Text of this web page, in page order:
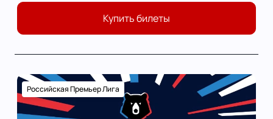
Купить билеты
Российская Премьер Лига